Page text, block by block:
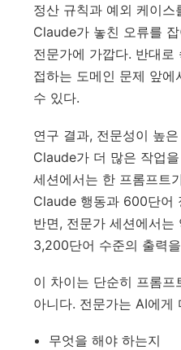
정산 규칙과 예외 케이스
Claude가 놓친 오류를
전문가에 가깝다. 반대로
접하는 도메인 문제 앞
수 있다.
연구 결과, 전문성이 높
Claude가 더 많은 작업
세션에서는 한 프롬프트
Claude 행동과 600단어
반면, 전문가 세션에서는
3,200단어 수준의 출력
이 차이는 단순히 프롬프
아니다. 전문가는 AI에게
무엇을 해야 하는지